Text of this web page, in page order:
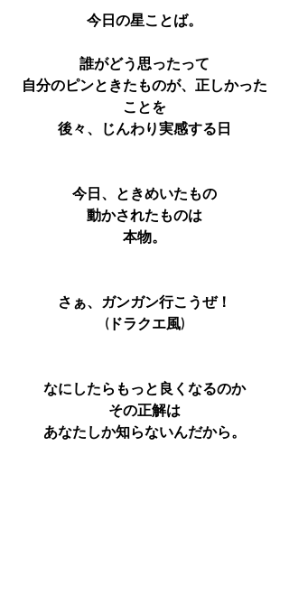
今日の星ことば。
誰がどう思ったって
自分のピンときたものが、正しかった
ことを
後々、じんわり実感する日
今日、ときめいたもの
動かされたものは
本物。
さぁ、ガンガン行こうぜ！
(ドラクエ風)
なにしたらもっと良くなるのか
その正解は
あなたしか知らないんだから。